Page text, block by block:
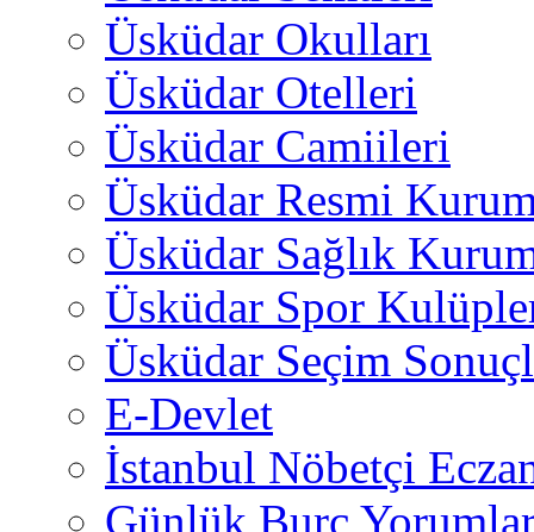
Üsküdar Okulları
Üsküdar Otelleri
Üsküdar Camiileri
Üsküdar Resmi
Üsküdar Sağlık
Üsküdar Spor
Üsküdar Seçim
E-Devlet
İstanbul Nöbetçi
Günlük Burç